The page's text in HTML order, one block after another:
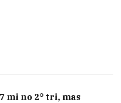
mi no 2° tri, mas